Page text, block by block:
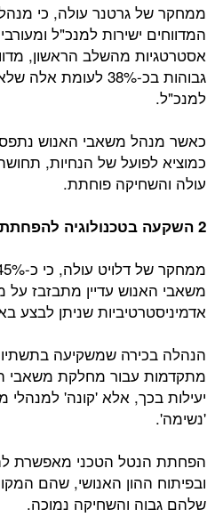
ממחקר של גרטנר עולה, כי
המדווחים ישירות למנכ"ל
אסטרטגיות מהשלב הראשון,
גבוהות בכ-38% לעומת
למנכ"ל.
כאשר מנהל משאבי האנוש
כמוציא לפועל של הנחיות,
עולה והשחיקה פוחתת.
2 השקעה בטכנולוגיה להפחתת עומס קוגניטיבי:
משאבי האנוש עדיין מתבזבז על
אדמיניסטרטיביות שניתן לבצע
הנהלה בכירה שמשקיעה
מתקדמות עבור מחלקת משאבי
יעילות בכך, אלא 'קונה' למנהלי
'נשימה'.
הפחתת הנטל הטכני מאפשרת
ובפיתוח ההון האנושי, שהם
שלהם גבוה והשחיקה נמוכה.